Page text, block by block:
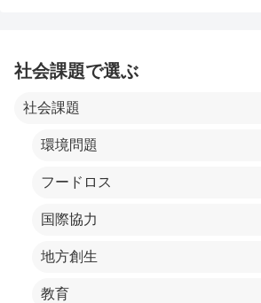
社会課題で選ぶ
社会課題
環境問題
フードロス
国際協力
地方創生
教育